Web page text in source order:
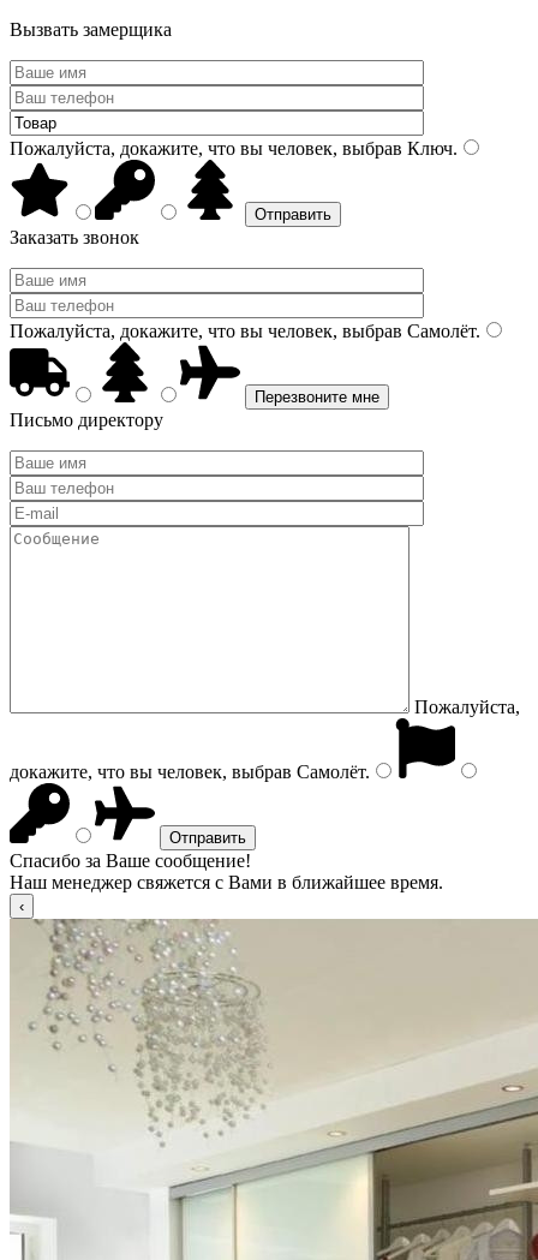
Вызвать замерщика
Пожалуйста, докажите, что вы человек, выбрав Ключ.
Заказать звонок
Пожалуйста, докажите, что вы человек, выбрав Самолёт.
Письмо директору
Пожалуйста,
докажите, что вы человек, выбрав Самолёт.
Спасибо за Ваше сообщение!
Наш менеджер свяжется с Вами в ближайшее время.